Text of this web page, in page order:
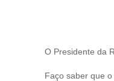
O Presidente da
Faço saber que